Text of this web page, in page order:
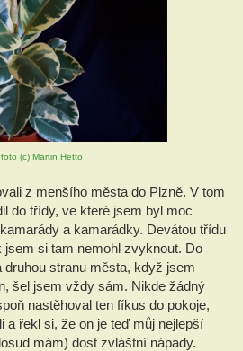
foto (c) Martin Hetto
z menšího města do Plzně. V tom
do třídy, ve které jsem byl moc
a kamarádky. Devátou třídu
jsem si tam nemohl zvyknout. Do
stranu města, když jsem
šel jsem vždy sám. Nikde žádný
nastěhoval ten fíkus do pokoje,
a řekl si, že on je teď můj nejlepší
mám) dost zvláštní nápady.